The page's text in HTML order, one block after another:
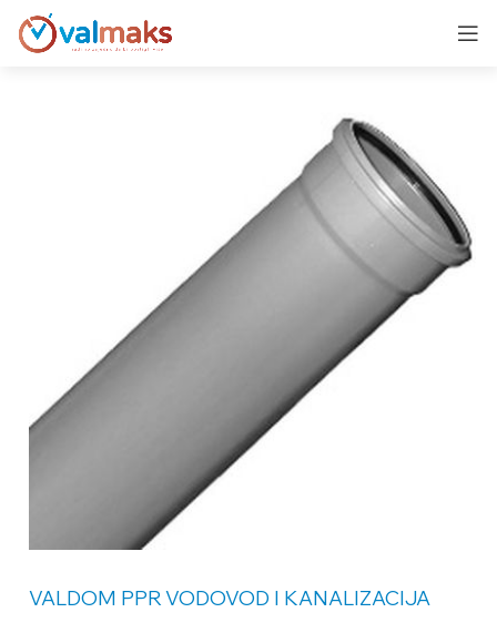
VALDOM PPRVODOVOD I KANALIZACIJA